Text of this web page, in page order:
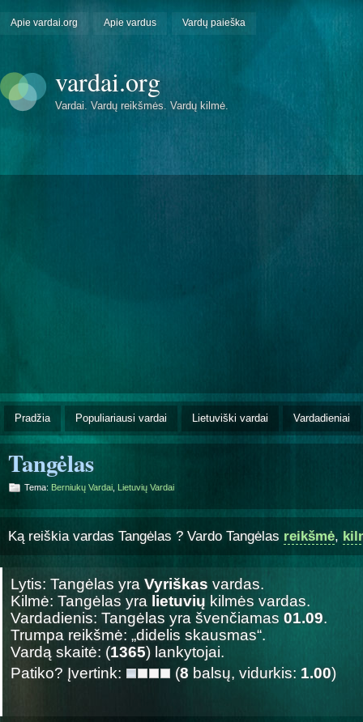
Apie vardai.org Apie vardus Vardų paieška
vardai.org
Vardai. Vardų reikšmės. Vardų kilmė.
Pradžia Populiariausi vardai Lietuviški vardai Vardadieniai
Tangėlas
Tema: Berniukų Vardai Lietuvių Vardai
Ką reiškia vardas Tangėlas ? Vardo Tangėlas reikšmė,
Lytis: Tangėlas yra Vyriškas vardas.
Kilmė: Tangėlas yra lietuvių kilmės vardas.
Vardadienis: Tangėlas yra švenčiamas 01.09.
Trumpa reikšmė: „didelis skausmas“.
Vardą skaitė: (1365) lankytojai.
Patiko? Įvertink:
(8 balsų, vidurkis: 1.00)